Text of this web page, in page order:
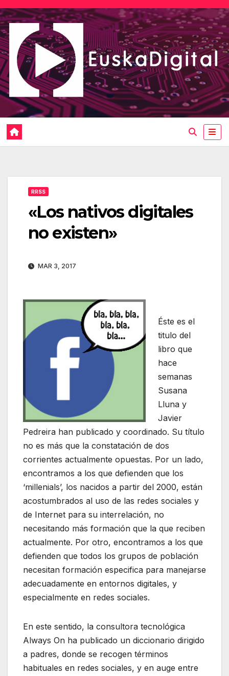
Saltar
al
contenido
RRSS
«Los nativos digitales
no existen»
MAR 3, 2017
Éste es el
titulo del
libro que
hace
semanas
Susana
Lluna y
Javier
Pedreira han publicado y coordinado. Su título
no es más que la constatación de dos
corrientes actualmente opuestas. Por un lado,
encontramos a los que defienden que los
‘millenials’, los nacidos a partir del 2000, están
acostumbrados al uso de las redes sociales y
de Internet para su interrelación, no
necesitando más formación que la que reciben
actualmente. Por otro, encontramos a los que
defienden que todos los grupos de población
necesitan formación especifica para manejarse
adecuadamente en entornos digitales, y
especialmente en redes sociales.
En este sentido, la consultora tecnológica
Always On ha publicado un diccionario dirigido
a padres, donde se recogen términos
habituales en redes sociales, y en auge entre